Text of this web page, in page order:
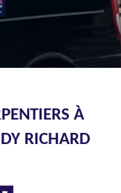
À
RICHARD